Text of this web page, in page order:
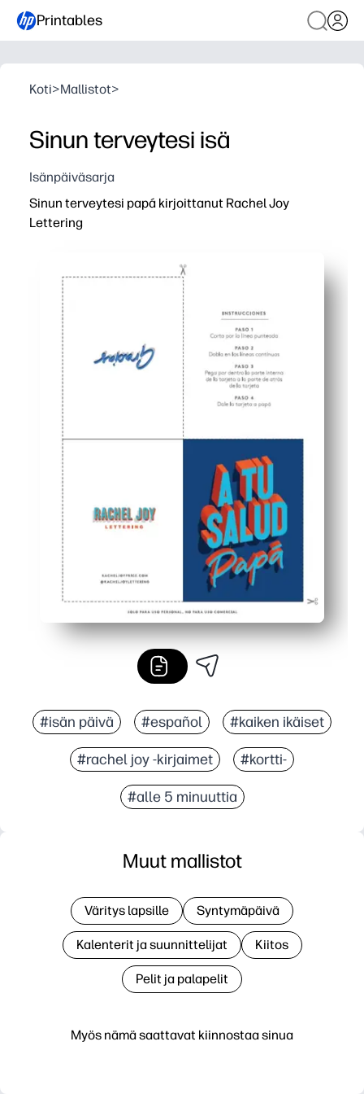
Printables
Koti>Mallistot>
Sinun terveytesi isä
Isänpäiväsarja
Sinun terveytesi papá kirjoittanut Rachel Joy
Lettering
#isän päivä #español #kaiken ikäiset
#rachel joy -kirjaimet #kortti-
#alle 5 minuuttia
Myös nämä saattavat kiinnostaa sinua
Muut mallistot
Väritys lapsille Syntymäpäivä
Kalenterit ja suunnittelijat Kiitos
Pelit ja palapelit